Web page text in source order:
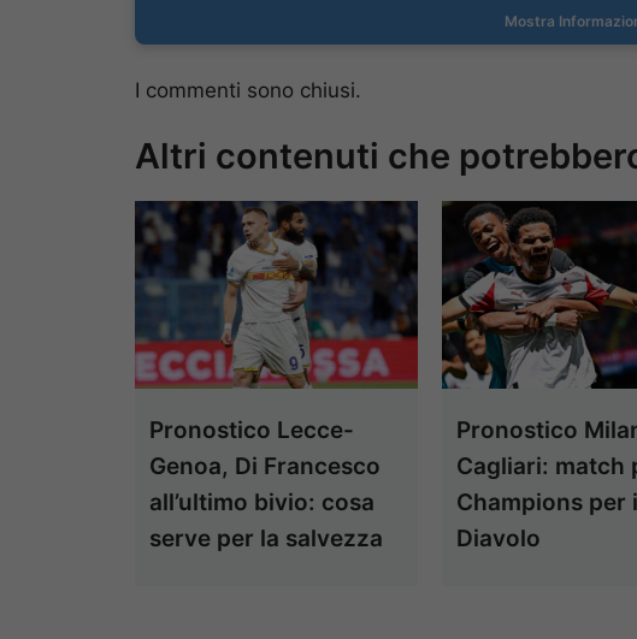
Mostra
I commenti sono chiusi.
Altri contenuti che
Pronostico Lecce-
Genoa, Di Francesco
all’ultimo bivio: cosa
serve per la salvezza
Pronostico
Cagliari: match
Champions per
Diavolo